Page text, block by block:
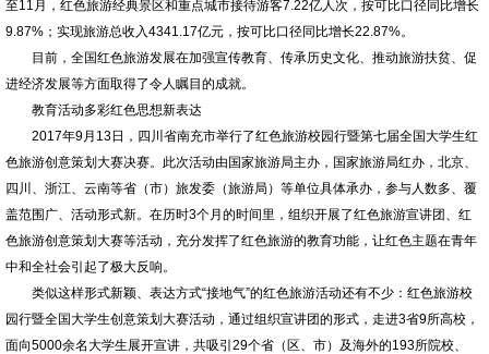
至11月，红色旅游经典景区和重点城市接待游客7.22亿人次，按可比口径同比增长
9.87%；实现旅游总收入4341.17亿元，按可比口径同比增长22.87%。
目前，全国红色旅游发展在加强宣传教育、传承历史文化、推动旅游扶贫、促
进经济发展等方面取得了令人瞩目的成就。
教育活动多彩红色思想新表达
2017年9月13日，四川省南充市举行了红色旅游校园行暨第七届全国大学生红
色旅游创意策划大赛决赛。此次活动由国家旅游局主办，国家旅游局红办，北京、
四川、浙江、云南等省（市）旅发委（旅游局）等单位具体承办，参与人数多、覆
盖范围广、活动形式新。在历时3个月的时间里，组织开展了红色旅游宣讲团、红
色旅游创意策划大赛等活动，充分发挥了红色旅游的教育功能，让红色主题在青年
中和全社会引起了极大反响。
类似这样形式新颖、表达方式“接地气”的红色旅游活动还有不少：红色旅游校
园行暨全国大学生创意策划大赛活动，通过组织宣讲团的形式，走进3省9所高校，
面向5000余名大学生展开宣讲，共吸引29个省（区、市）及海外的193所院校、